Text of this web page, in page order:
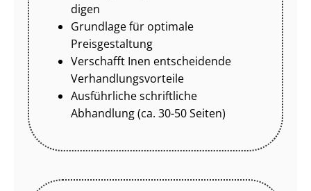
di­gen
Grundlage für optimale
Preisgestaltung
Verschafft Inen entscheidende
Ver­hand­lungs­vor­tei­le
Ausführliche schriftliche
Abhandlung (ca. 30-50 Seiten)